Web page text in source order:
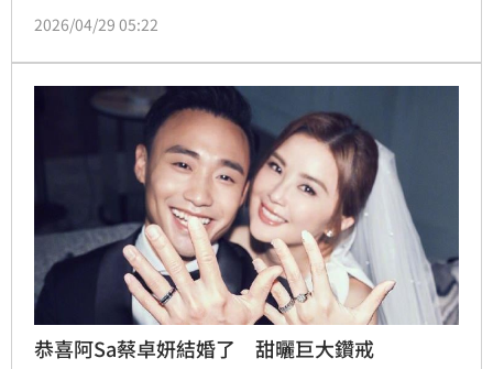
大學的他，上月帶著愛妻飛回當地，低調宴請兩桌大學
Loma」拍攝婚紗，十分浪漫。
2026/04/29 05:22
恭喜阿Sa蔡卓妍結婚了 甜曬巨大鑽戒